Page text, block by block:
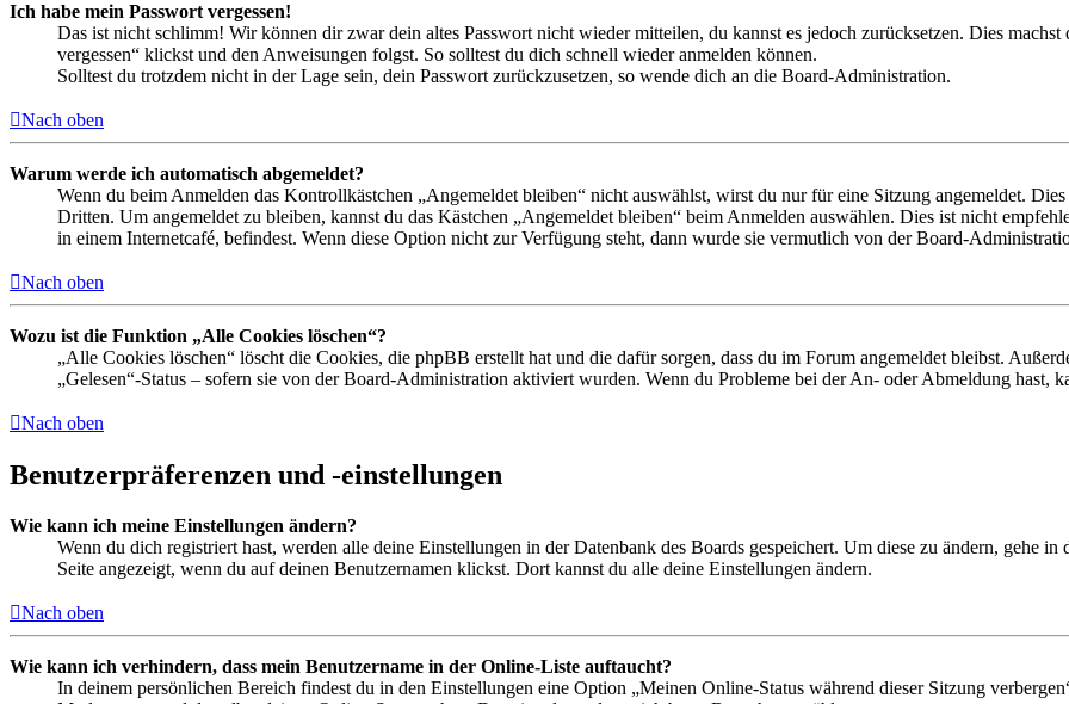
Ich habe mein Passwort vergessen!
Das ist nicht schlimm! Wir können dir zwar dein altes Passwort nicht wieder mitteilen, du kannst es jedoch zurücksetzen. Dies
vergessen“ klickst und den Anweisungen folgst. So solltest du dich schnell wieder anmelden können.
Solltest du trotzdem nicht in der Lage sein, dein Passwort zurückzusetzen, so wende dich an die Board-Administration.
Nach oben
Warum werde ich automatisch abgemeldet?
Wenn du beim Anmelden das Kontrollkästchen „Angemeldet bleiben“ nicht auswählst, wirst du nur für eine Sitzung angemeldet.
Dritten. Um angemeldet zu bleiben, kannst du das Kästchen „Angemeldet bleiben“ beim Anmelden auswählen. Dies ist nicht
in einem Internetcafé, befindest. Wenn diese Option nicht zur Verfügung steht, dann wurde sie vermutlich von der Board-
Nach oben
Wozu ist die Funktion „Alle Cookies löschen“?
„Alle Cookies löschen“ löscht die Cookies, die phpBB erstellt hat und die dafür sorgen, dass du im Forum angemeldet bleibst.
„Gelesen“-Status – sofern sie von der Board-Administration aktiviert wurden. Wenn du Probleme bei der An- oder Abmeldung hast,
Nach oben
Benutzerpräferenzen und -einstellungen
Wie kann ich meine Einstellungen ändern?
Wenn du dich registriert hast, werden alle deine Einstellungen in der Datenbank des Boards gespeichert. Um diese zu ändern, gehe
Seite angezeigt, wenn du auf deinen Benutzernamen klickst. Dort kannst du alle deine Einstellungen ändern.
Nach oben
Wie kann ich verhindern, dass mein Benutzername in der Online-Liste auftaucht?
In deinem persönlichen Bereich findest du in den Einstellungen eine Option „Meinen Online-Status während dieser Sitzung